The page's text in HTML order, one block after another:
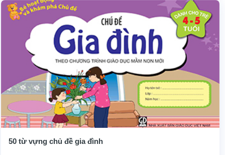
50 từ vựng chủ đề gia đình